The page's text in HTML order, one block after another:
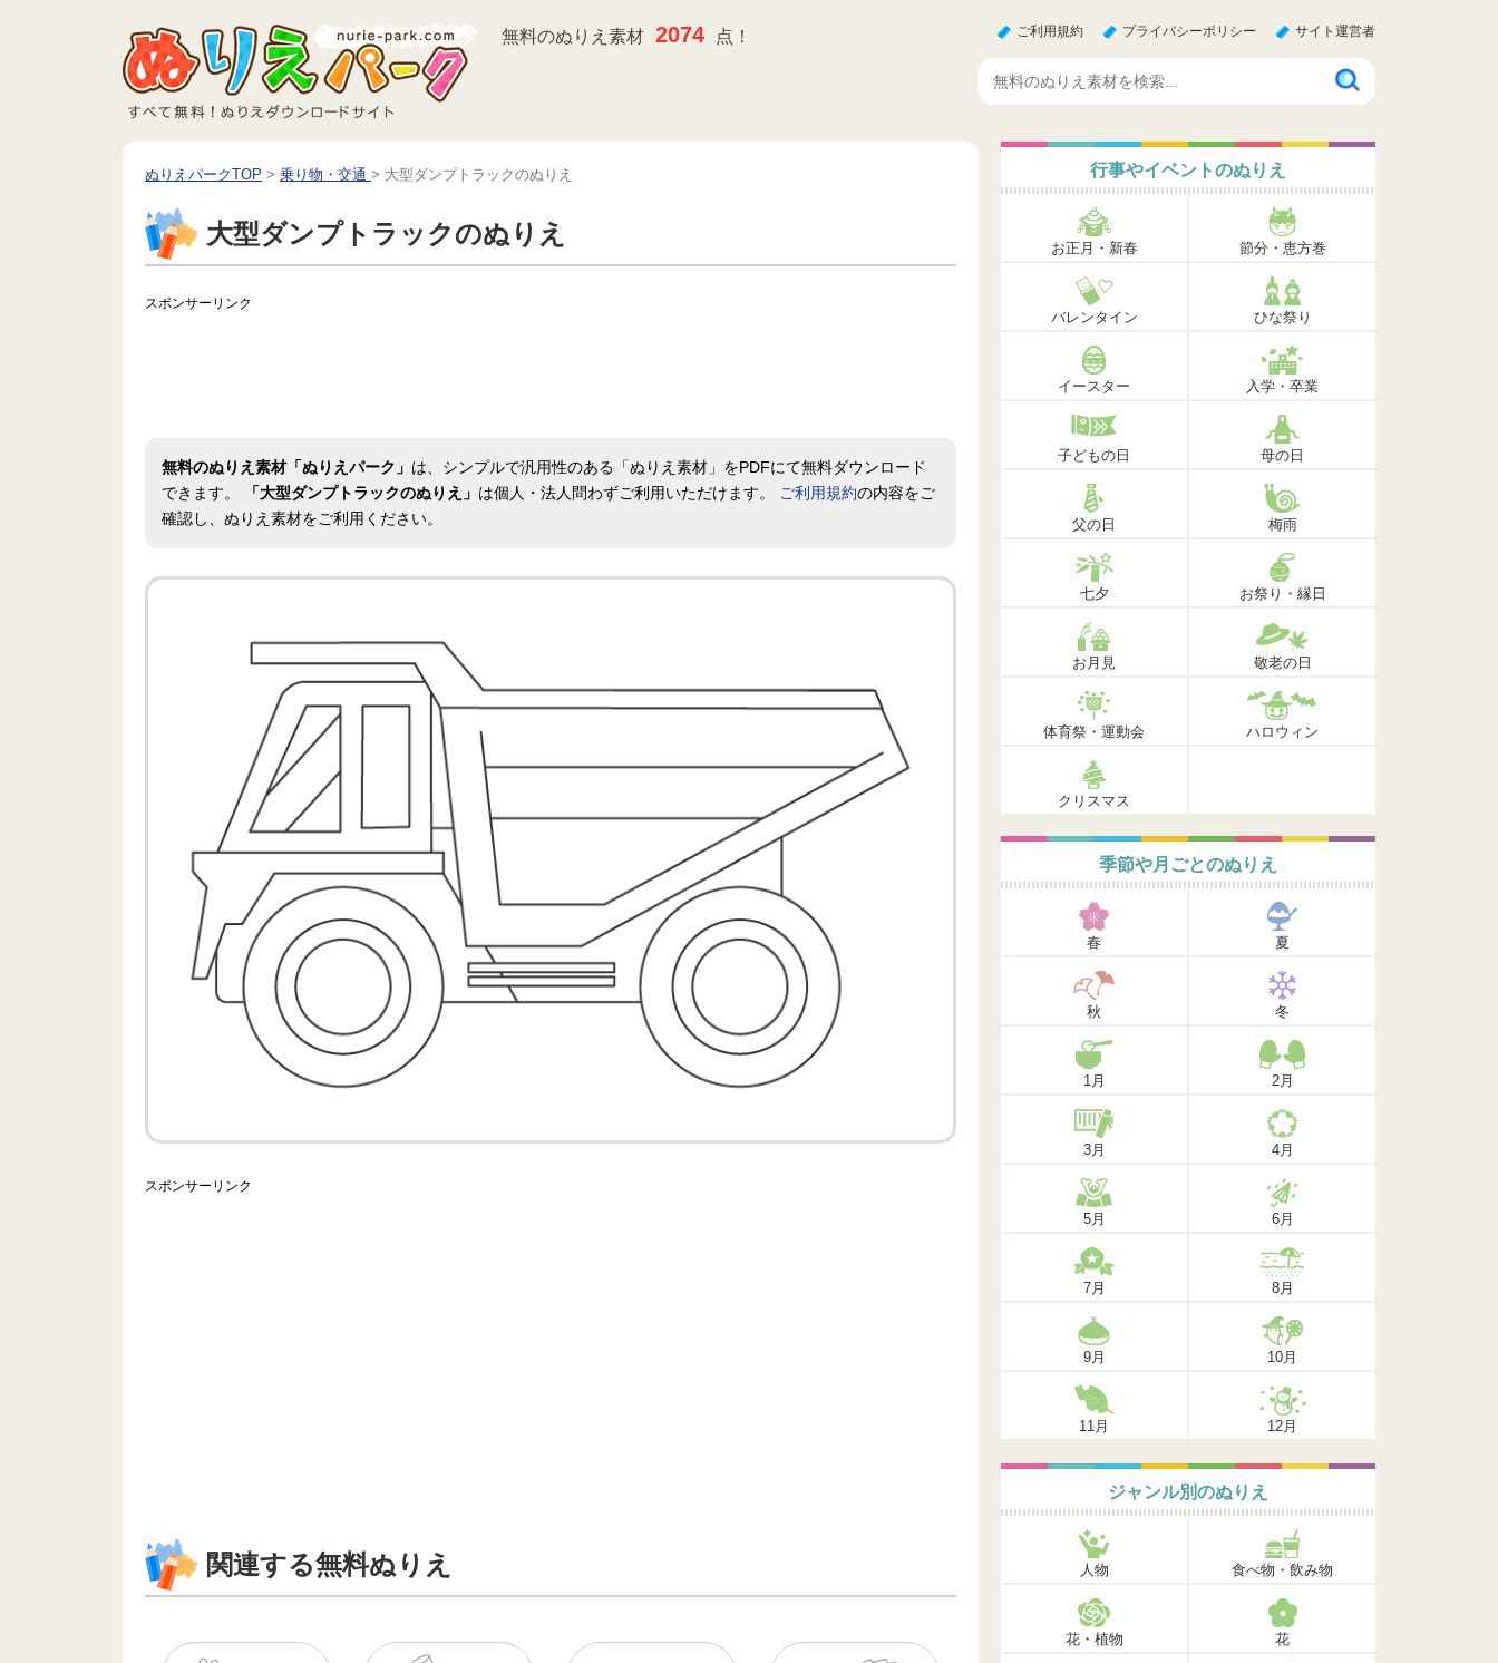
無料のぬりえ素材 2074 点！ ご利用規約 プライバシーポリシー サイト運営者
ぬりえパークTOP > 乗り物・交通 > 大型ダンプトラックのぬりえ
大型ダンプトラックのぬりえ
スポンサーリンク
無料のぬりえ素材「ぬりえパーク」 は、シンプルで汎用性のある「ぬりえ素材」をPDFにて無料ダウンロード
できます。
「大型ダンプトラックのぬりえ」 は個人・法人問わずご利用いただけます。 ご利用規約の内容をご
確認し、ぬりえ素材をご利用ください。
スポンサーリンク
関連する無料ぬりえ
行事やイベントのぬりえ
お正月・新春 節分・恵方巻
バレンタイン ひな祭り
イースター 入学・卒業
子どもの日 母の日
父の日 梅雨
七夕 お祭り・縁日
お月見 敬老の日
体育祭・運動会 ハロウィン
クリスマス
季節や月ごとのぬりえ
春 夏
秋 冬
1月 2月
3月 4月
5月 6月
7月 8月
9月 10月
11月 12月
ジャンル別のぬりえ
人物 食べ物・飲み物
花・植物 花